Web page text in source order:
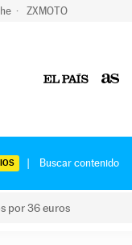
ZXMOTO
por 36 euros